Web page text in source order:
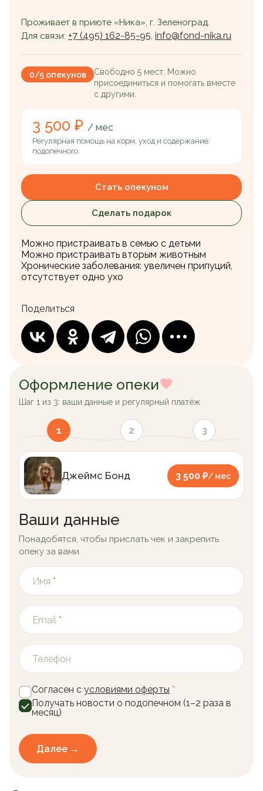
Проживает в приюте «Ника», г. Зеленоград.
Для связи: +7 (495) 162-85-95, info@fond-nika.ru
0/5 опекунов
Свободно 5 мест. Можно
присоединиться и помогать вместе
с другими.
3 500 ₽ / мес
Регулярная помощь на корм, уход и содержание
подопечного.
Стать опекуном
Сделать подарок
Можно пристраивать в семью с детьми
Можно пристраивать вторым животным
Хронические заболевания: увеличен припуций,
отсутствует одно ухо
Поделиться
Оформление опеки
Шаг 1 из 3: ваши данные и регулярный платёж
1 2 3
Джеймс Бонд 3 500 ₽/ мес
Ваши данные
Понадобятся, чтобы прислать чек и закрепить
опеку за вами.
Имя *
Email *
Телефон
Согласен с условиями оферты *
Получать новости о подопечном (1–2 раза в
месяц)
Далее →